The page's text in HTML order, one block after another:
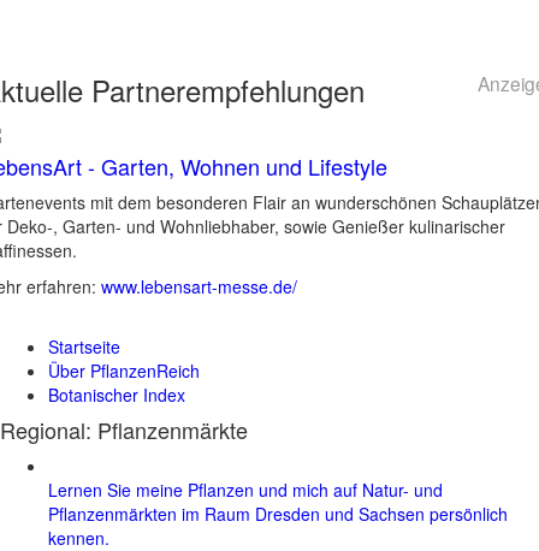
Partnerempfehlungen
- Garten, Wohnen und Lifestyle
mit dem besonderen Flair an wunderschönen
Deko-, Garten- und Wohnliebhaber, sowie Genießer kulinarischer
erfahren: www.lebensart-messe.de/
Startseite
Über PflanzenReich
Botanischer Index
Regional: Pflanzenmärkte
Lernen Sie meine Pflanzen und mich auf Natur- und
Pflanzenmärkten im Raum Dresden und Sachsen persönlich
kennen.